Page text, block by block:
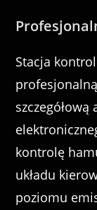
Stacja
kontrolę
układu
poziomu